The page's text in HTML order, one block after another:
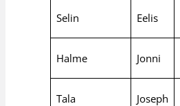
Selin Eelis
Halme Jonni
Tala Joseph